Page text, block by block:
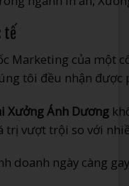
tế
Marketing của một
tôi đều nhận
Xưởng Ánh Dương
trị vượt trội so với
doanh ngày càng